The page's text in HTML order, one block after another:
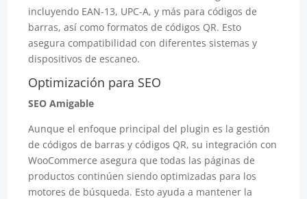
incluyendo EAN-13, UPC-A, y más para códigos de
barras, así como formatos de códigos QR. Esto
asegura compatibilidad con diferentes sistemas y
dispositivos de escaneo.
Optimización para SEO
SEO Amigable
Aunque el enfoque principal del plugin es la gestión
de códigos de barras y códigos QR, su integración con
WooCommerce asegura que todas las páginas de
productos continúen siendo optimizadas para los
motores de búsqueda. Esto ayuda a mantener la